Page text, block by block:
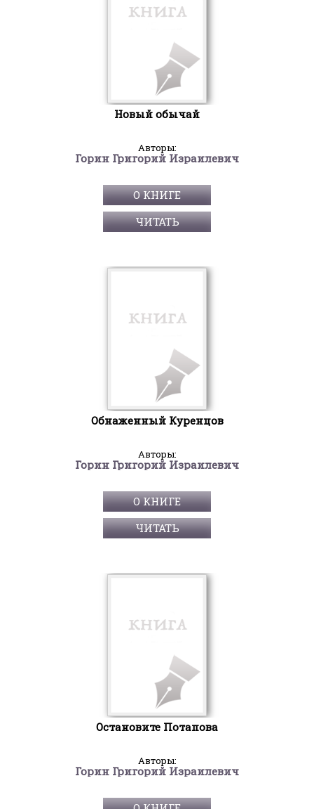
Новый обычай
Авторы:
Горин Григорий Израилевич
О КНИГЕ
ЧИТАТЬ
Обнаженный Куренцов
Авторы:
Горин Григорий Израилевич
О КНИГЕ
ЧИТАТЬ
Остановите Потапова
Авторы:
Горин Григорий Израилевич